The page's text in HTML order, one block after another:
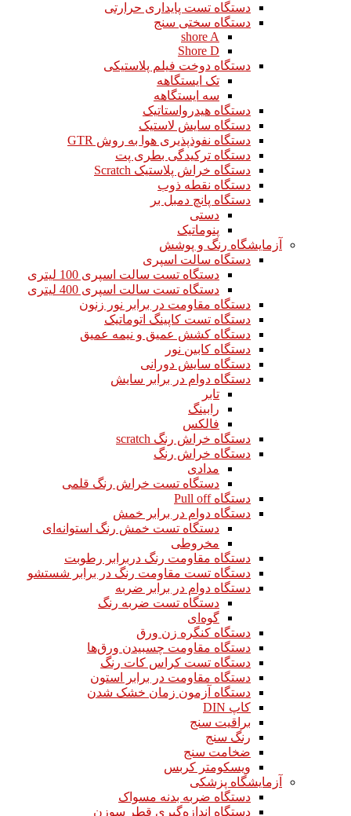
دستگاه تست پایداری حرارتی
دستگاه سختی سنج
shore A
Shore D
دستگاه دوخت فیلم پلاستیکی
تک ایستگاهه
سه ایستگاهه
دستگاه هیدرواستاتیک
دستگاه سایش لاستیک
دستگاه نفوذپذیری هوا به روش GTR
دستگاه ترکیدگی بطری پت
دستگاه خراش پلاستیک Scratch
دستگاه نقطه ذوب
دستگاه پانچ دمبل بر
دستی
پنوماتیک
آزمایشگاه رنگ و پوشش
دستگاه سالت اسپری
دستگاه تست سالت اسپری 100 لیتری
دستگاه تست سالت اسپری 400 لیتری
دستگاه مقاومت در برابر نور زنون
دستگاه تست کاپینگ اتوماتیک
دستگاه کشش عمیق و نیمه عمیق
دستگاه کابین نور
دستگاه سایش دورانی
دستگاه دوام در برابر سایش
تابر
رابینگ
فالکس
دستگاه خراش رنگ scratch
دستگاه خراش رنگ
مدادی
دستگاه تست خراش رنگ قلمی
دستگاه Pull off
دستگاه دوام در برابر خمش
دستگاه تست خمش رنگ استوانه‌ای
مخروطی
دستگاه مقاومت رنگ دربرابر رطوبت
دستگاه تست مقاومت رنگ در برابر شستشو
دستگاه دوام در برابر ضربه
دستگاه تست ضربه رنگ
گوه‌ای
دستگاه کنگره زن ورق
دستگاه مقاومت چسبیدن ورق‌ها
دستگاه تست کراس کات رنگ
دستگاه مقاومت در برابر استون
دستگاه آزمون زمان خشک شدن
کاپ DIN
براقیت سنج
رنگ سنج
ضخامت سنج
ویسکومتر کربس
آزمایشگاه پزشکی
دستگاه ضربه بدنه مسواک
دستگاه اندازه‌گیری قطر سوزن